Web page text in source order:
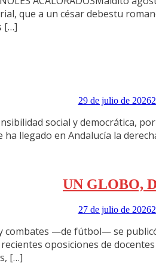
que a un césar debestu
[…]
29 de julio de 2026
social y democrática,
llegado en Andalucía la
UN GLOBO,
27 de julio de 2026
combates —de fútbol— se
oposiciones de
[…]